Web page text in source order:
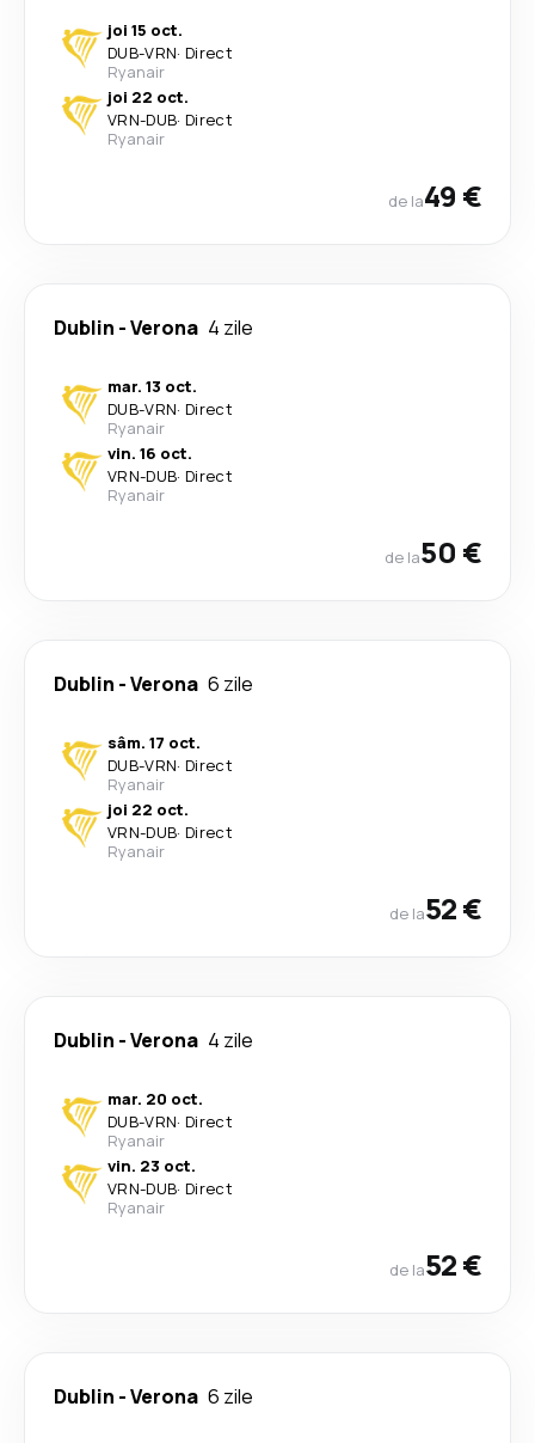
joi 15 oct.
DUB-VRN· Direct
Ryanair
joi 22 oct.
VRN-DUB· Direct
Ryanair
de la49 €
Dublin -Verona 4 zile
mar. 13 oct.
DUB-VRN· Direct
Ryanair
vin. 16 oct.
VRN-DUB· Direct
Ryanair
de la50 €
Dublin -Verona 6 zile
sâm. 17 oct.
DUB-VRN· Direct
Ryanair
joi 22 oct.
VRN-DUB· Direct
Ryanair
de la52 €
Dublin -Verona 4 zile
mar. 20 oct.
DUB-VRN· Direct
Ryanair
vin. 23 oct.
VRN-DUB· Direct
Ryanair
de la52 €
Dublin -Verona 6 zile